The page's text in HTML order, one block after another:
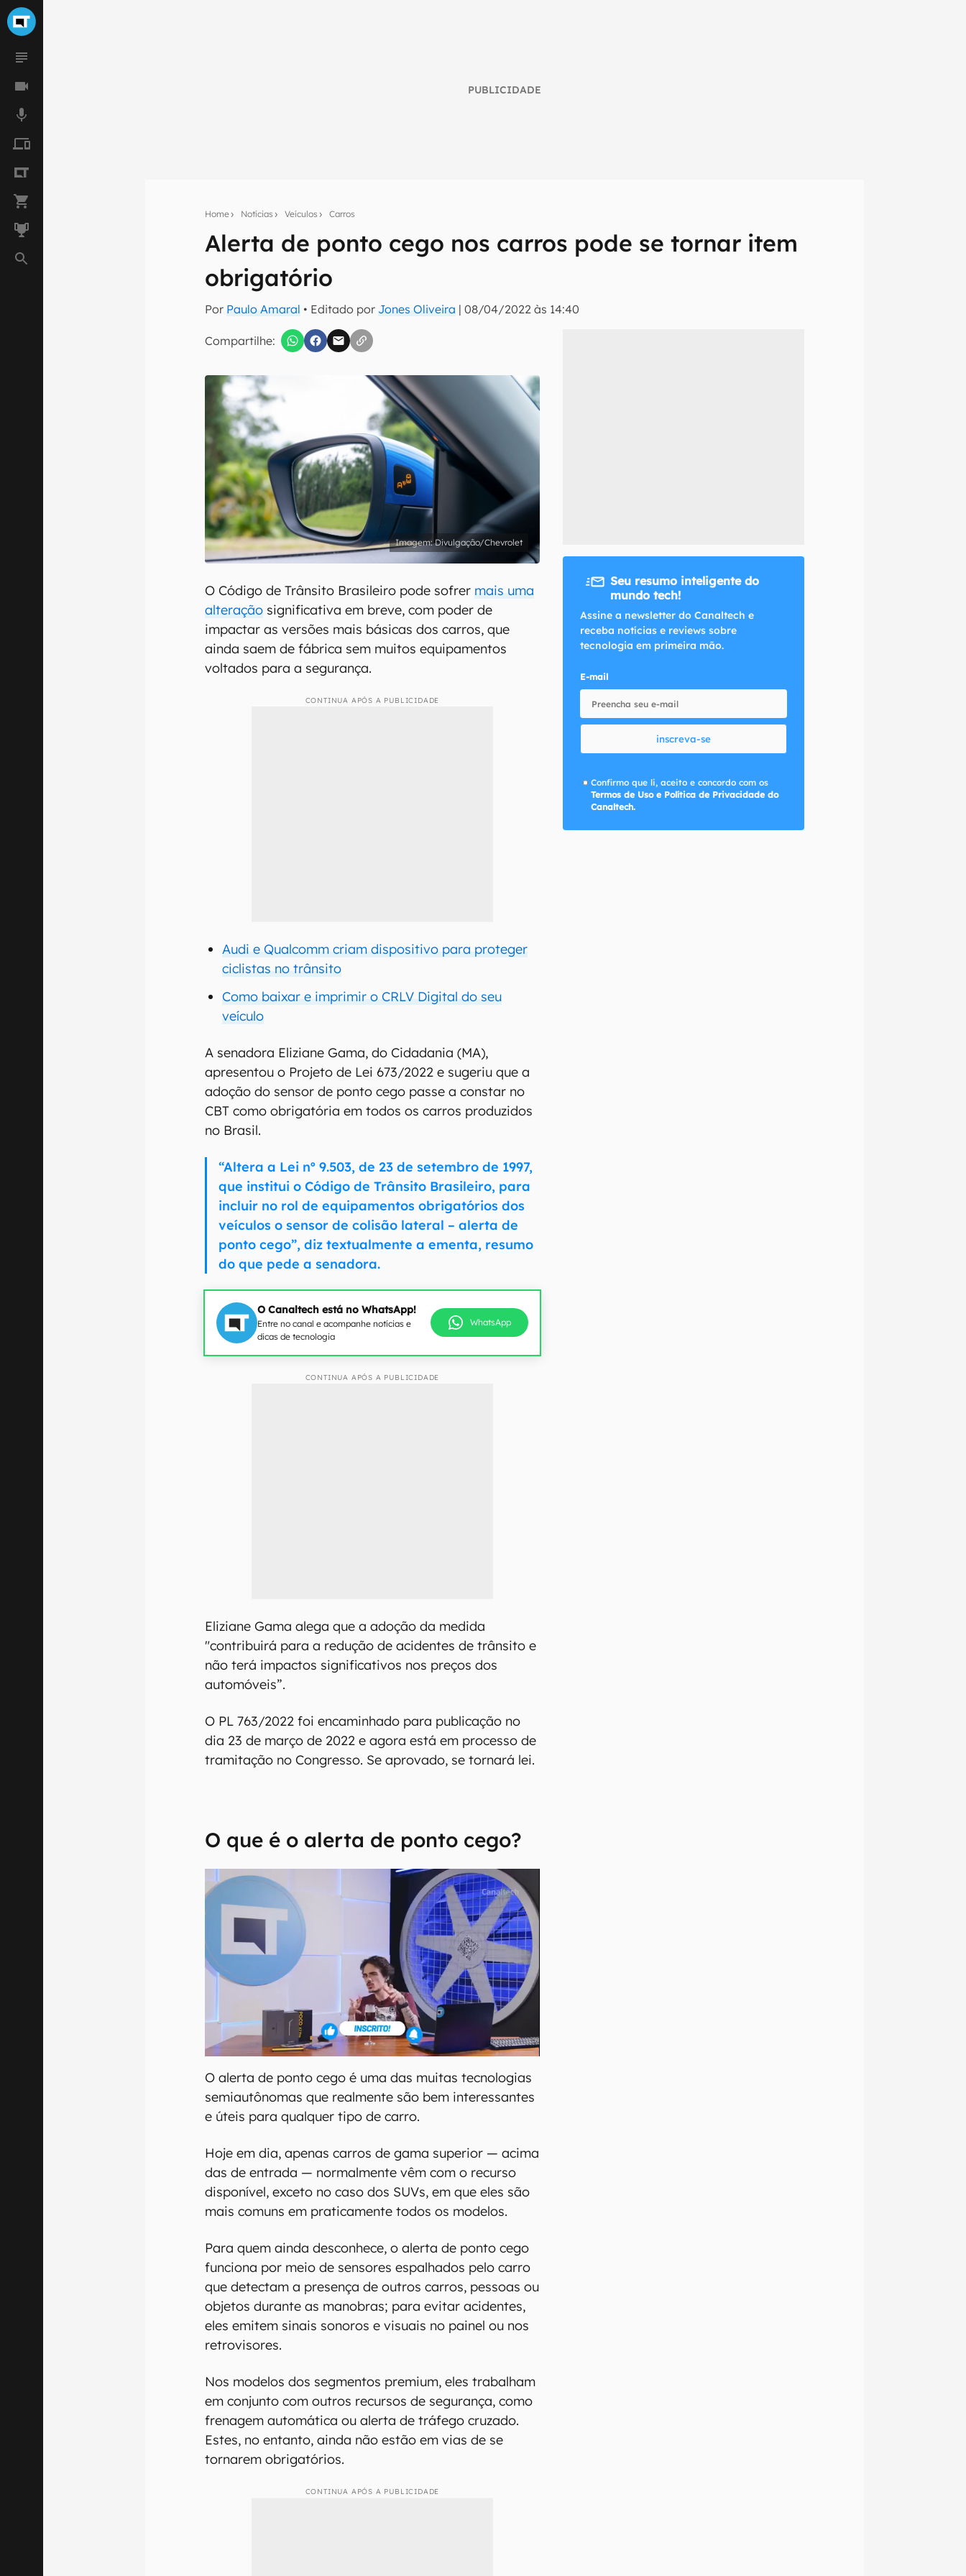
PUBLICIDADE
Home Notícias Veículos Carros
Alerta de ponto cego nos carros pode se tornar item
obrigatório
Por Paulo Amaral • Editado por Jones Oliveira |08/04/2022 às 14:40
Compartilhe:
Seu resumo inteligente do mundo tech!
mão.
E-mail
inscreva-se
Confirmo que li, aceito e concordo com os Termos de Uso e Política de Privacidade do Canaltech.
Divulgação/Chevrolet
O Código de Trânsito Brasileiro pode sofrer mais uma
alteração significativa em breve, com poder de
impactar as versões mais básicas dos carros, que
ainda saem de fábrica sem muitos equipamentos
voltados para a segurança.
CONTINUA APÓS A PUBLICIDADE
Audi e Qualcomm criam dispositivo para proteger
ciclistas no trânsito
Como baixar e imprimir o CRLV Digital do seu
veículo
A senadora Eliziane Gama, do Cidadania (MA),
apresentou o Projeto de Lei 673/2022 e sugeriu que a
adoção do sensor de ponto cego passe a constar no
CBT como obrigatória em todos os carros produzidos
no Brasil.
“Altera a Lei nº 9.503, de 23 de setembro de 1997,
que institui o Código de Trânsito Brasileiro, para
incluir no rol de equipamentos obrigatórios dos
veículos o sensor de colisão lateral – alerta de
ponto cego”, diz textualmente a ementa, resumo
do que pede a senadora.
O Canaltech está no WhatsApp!
Entre no canal e acompanhe notícias e
dicas de tecnologia
WhatsApp
CONTINUA APÓS A PUBLICIDADE
Eliziane Gama alega que a adoção da medida
"contribuirá para a redução de acidentes de trânsito e
não terá impactos significativos nos preços dos
automóveis”.
O PL 763/2022 foi encaminhado para publicação no
dia 23 de março de 2022 e agora está em processo de
tramitação no Congresso. Se aprovado, se tornará lei.
O que é o alerta de ponto cego?
O alerta de ponto cego é uma das muitas tecnologias
semiautônomas que realmente são bem interessantes
e úteis para qualquer tipo de carro.
Hoje em dia, apenas carros de gama superior — acima
das de entrada — normalmente vêm com o recurso
disponível, exceto no caso dos SUVs, em que eles são
mais comuns em praticamente todos os modelos.
Para quem ainda desconhece, o alerta de ponto cego
funciona por meio de sensores espalhados pelo carro
que detectam a presença de outros carros, pessoas ou
objetos durante as manobras; para evitar acidentes,
eles emitem sinais sonoros e visuais no painel ou nos
retrovisores.
Nos modelos dos segmentos premium, eles trabalham
em conjunto com outros recursos de segurança, como
frenagem automática ou alerta de tráfego cruzado.
Estes, no entanto, ainda não estão em vias de se
tornarem obrigatórios.
CONTINUA APÓS A PUBLICIDADE
Seu resumo inteligente do
mundo tech!
Assine a newsletter do Canaltech e
receba notícias e reviews sobre
tecnologia em primeira mão.
E-mail
inscreva-se
Confirmo que li, aceito e concordo com os
Termos de Uso e Política de Privacidade do
Canaltech.